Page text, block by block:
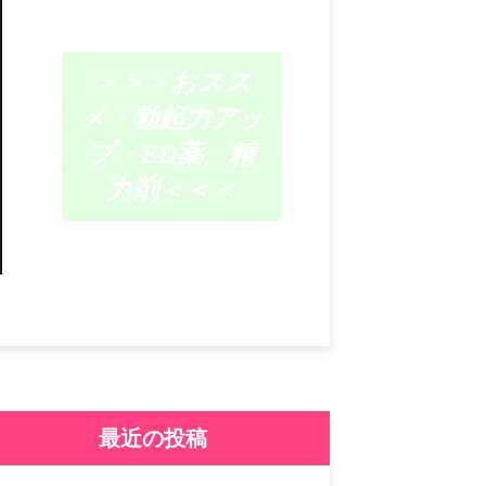
＞＞＞おスス
メ・勃起力アッ
プ・ED薬・精
力剤＜＜＜
最近の投稿